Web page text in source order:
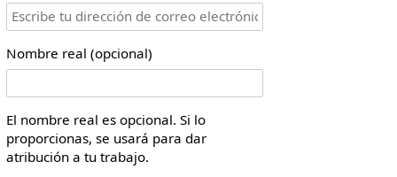
Nombre real (opcional)
El nombre real es opcional. Si lo
proporcionas, se usará para dar
atribución a tu trabajo.